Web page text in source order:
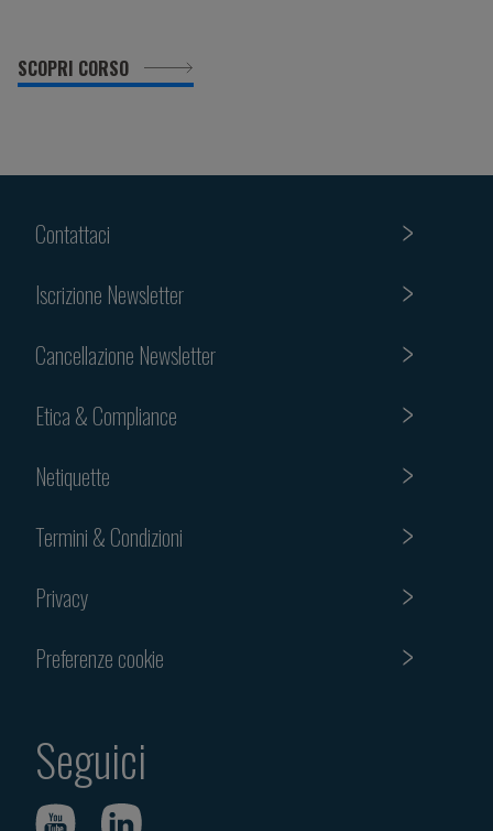
SCOPRI CORSO
Contattaci
Iscrizione Newsletter
Cancellazione Newsletter
Etica & Compliance
Netiquette
Termini & Condizioni
Privacy
Preferenze cookie
Seguici